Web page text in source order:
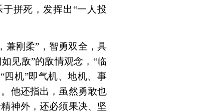
拼死，发挥出“一人投
兼刚柔”，智勇双全，具
见敌”的敌情观念，“临
四机”即气机、地机、事
他还指出，虽然勇敢也
神外，还必须果决、坚